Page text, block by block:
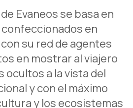
Evaneos se basa en
en
su red de agentes
en mostrar al viajero
ocultos a la vista del
y con el máximo
y los ecosistemas